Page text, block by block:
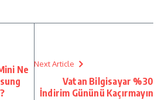
Ne
Next Article
Vatan Bilgisayar %30
İndirim Gününü Kaçırmayın